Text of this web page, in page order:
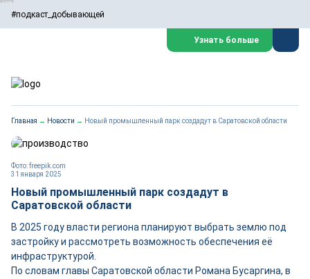
#подкаст_добывающей
Узнать больше
Главная → Новости → Новый промышленный парк создадут в Саратовской области
31 января 2025
Фото: freepik.com
Новый промышленный парк создадут в
Саратовской области
В 2025 году власти региона планируют выбрать землю под
застройку и рассмотреть возможность обеспечения её
инфраструктурой.
По словам главы Саратовской области Романа Бусаргина, в